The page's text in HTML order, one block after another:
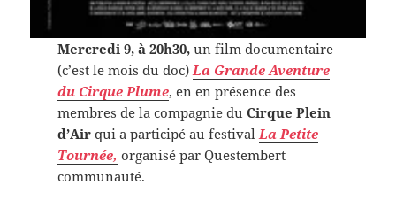
Mercredi 9, à 20h30,un film documentaire
(c’est le mois du doc) La Grande Aventure
du Cirque Plume, en en présence des
membres de la compagnie du Cirque Plein
d’Airqui a participé au festival La Petite
Tournée, organisé par Questembert
communauté.